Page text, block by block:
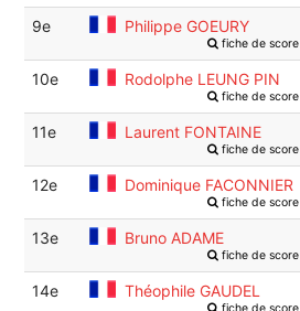
9e Philippe GOEURY
fiche de score
10e Rodolphe LEUNG PIN
fiche de score
11e Laurent FONTAINE
fiche de score
12e Dominique FACONNIER
fiche de score
13e Bruno ADAME
fiche de score
14e Théophile GAUDEL